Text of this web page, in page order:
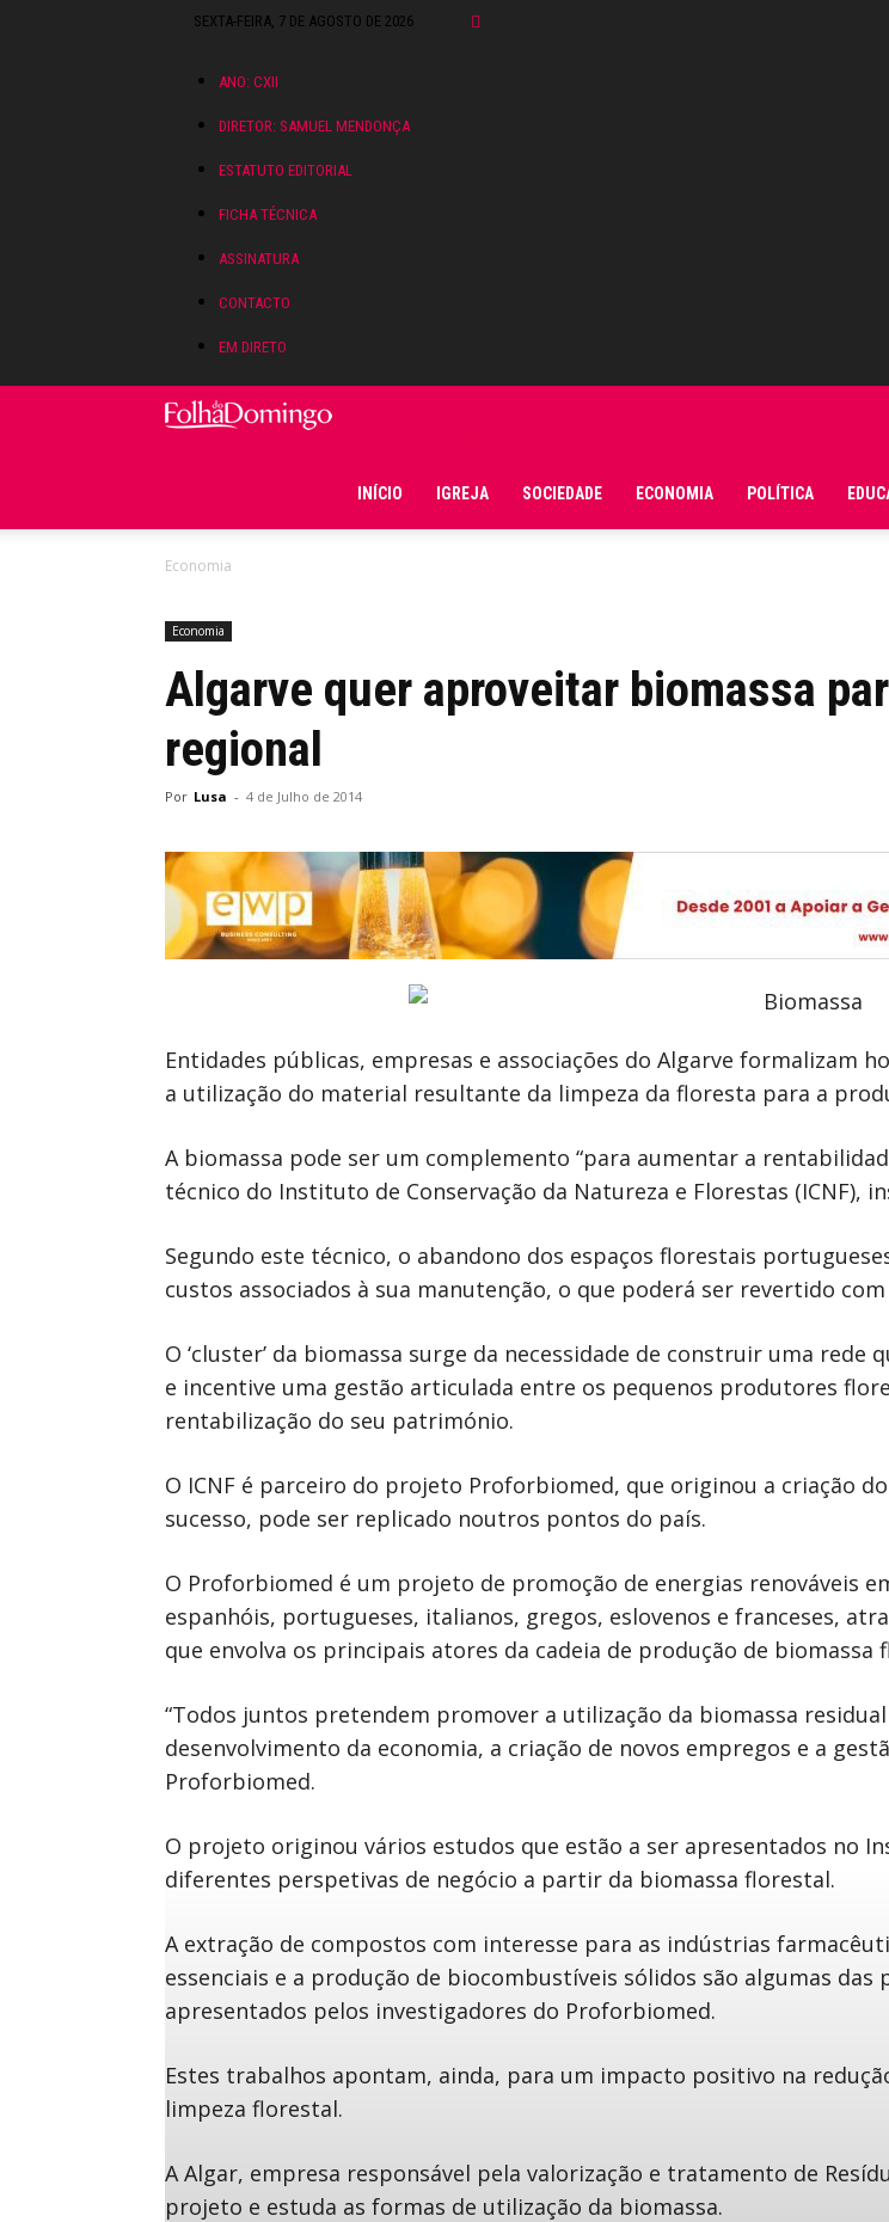
SEXTA-FEIRA, 7 DE AGOSTO DE 2026
ANO: CXII
DIRETOR: SAMUEL MENDONÇA
ESTATUTO EDITORIAL
FICHA TÉCNICA
ASSINATURA
CONTACTO
EM DIRETO
INÍCIO IGREJA SOCIEDADE ECONOMIA POLÍTICA
Economia
Economia
Algarve quer aproveitar biomassa
regional
Por Lusa - 4 de Julho de 2014
Entidades públicas, empresas e associações do Algarve formalizam
a utilização do material resultante da limpeza da floresta para a
A biomassa pode ser um complemento “para aumentar a
técnico do Instituto de Conservação da Natureza e Florestas (ICNF),
Segundo este técnico, o abandono dos espaços florestais
custos associados à sua manutenção, o que poderá ser revertido
O ‘cluster’ da biomassa surge da necessidade de construir uma
e incentive uma gestão articulada entre os pequenos produtores
rentabilização do seu património.
O ICNF é parceiro do projeto Proforbiomed, que originou a criação
sucesso, pode ser replicado noutros pontos do país.
O Proforbiomed é um projeto de promoção de energias renováveis
espanhóis, portugueses, italianos, gregos, eslovenos e franceses,
que envolva os principais atores da cadeia de produção de biomassa
“Todos juntos pretendem promover a utilização da biomassa
desenvolvimento da economia, a criação de novos empregos e a
Proforbiomed.
O projeto originou vários estudos que estão a ser apresentados no
diferentes perspetivas de negócio a partir da biomassa florestal.
A extração de compostos com interesse para as indústrias
essenciais e a produção de biocombustíveis sólidos são algumas
apresentados pelos investigadores do Proforbiomed.
Estes trabalhos apontam, ainda, para um impacto positivo na
limpeza florestal.
A Algar, empresa responsável pela valorização e tratamento de
projeto e estuda as formas de utilização da biomassa.